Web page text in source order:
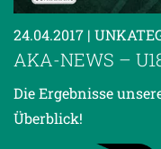
24.04.2017 |
AKA-NEWS –
Die Ergebnisse
Überblick!